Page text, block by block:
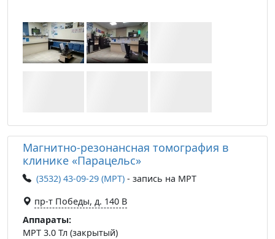
Магнитно-резонансная томография в
клинике «Парацельс»
(3532) 43-09-29 (МРТ) - запись на МРТ
пр-т Победы, д. 140 B
Аппараты:
МРТ 3.0 Тл (закрытый)